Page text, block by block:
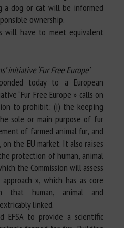
a dog or cat will be informed
ownership.
will have to meet equivalent
initiative ‘Fur Free Europe’
today to a European
“Fur Free Europe » calls on
to prohibit: (i) the keeping
sole or main purpose of fur
of farmed animal fur, and
the EU market. It also raises
protection of human, animal
the Commission will assess
», which has as core
that human, animal and
linked.
EFSA to provide a scientific